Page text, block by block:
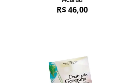
R$46,00